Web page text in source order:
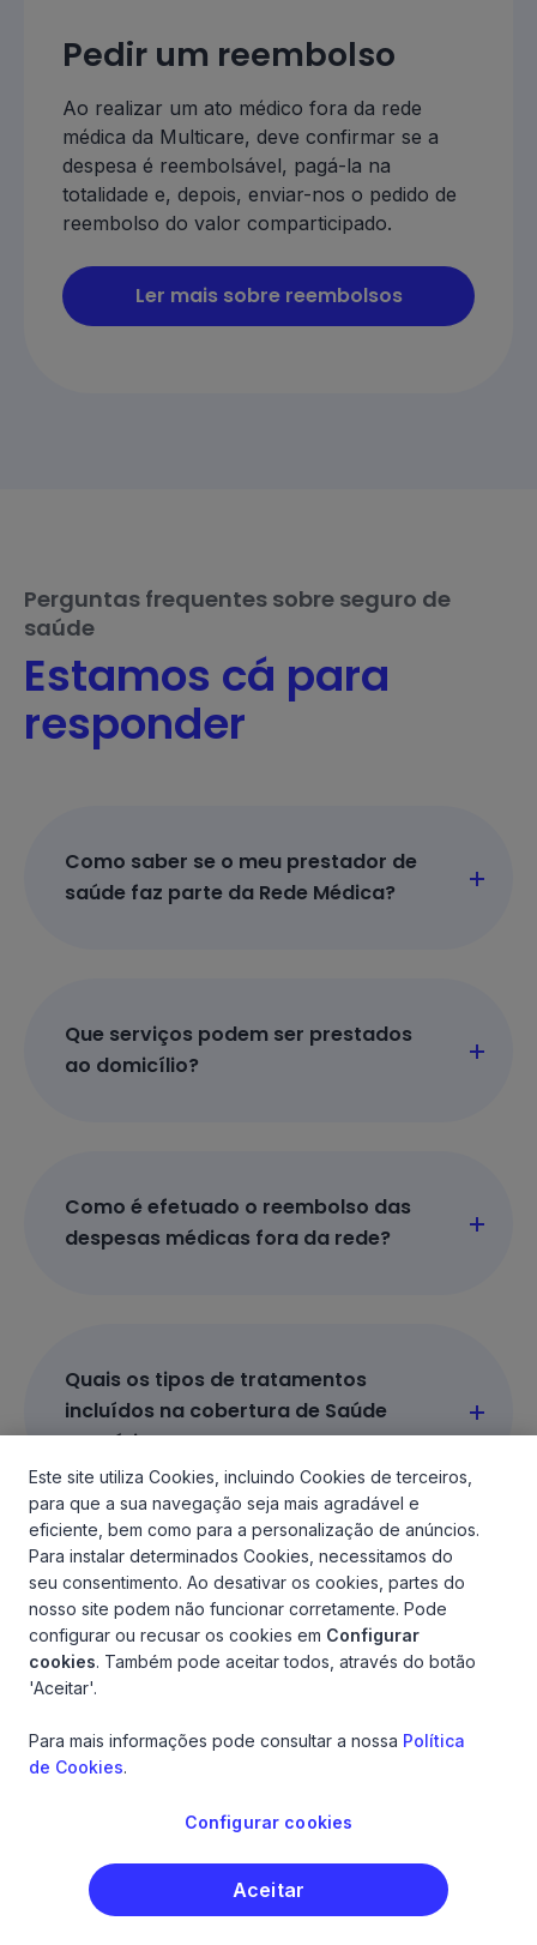
Pedir um reembolso
Ao realizar um ato médico fora da rede
médica da Multicare, deve confirmar se a
despesa é reembolsável, pagá-la na
totalidade e, depois, enviar-nos o pedido de
reembolso do valor comparticipado.
Ler mais sobre reembolsos
Perguntas frequentes sobre seguro de
saúde
Estamos cá para
responder
Como saber se o meu prestador de
saúde faz parte da Rede Médica?
Que serviços podem ser prestados
ao domicílio?
Como é efetuado o reembolso das
despesas médicas fora da rede?
Quais os tipos de tratamentos
incluídos na cobertura de Saúde
Dentária?
Explorar todas as perguntas
Documentos
contratuais
Consulte os vários documentos de apoio ao ok!
saúde. A informação pré-contratual e contratual
Este site utiliza Cookies, incluindo Cookies de terceiros,
para que a sua navegação seja mais agradável e
eficiente, bem como para a personalização de anúncios.
Para instalar determinados Cookies, necessitamos do
seu consentimento. Ao desativar os cookies, partes do
nosso site podem não funcionar corretamente. Pode
configurar ou recusar os cookies em Configurar
cookies. Também pode aceitar todos, através do botão
'Aceitar'.
Para mais informações pode consultar a nossa Política
de Cookies.
Configurar cookies
Aceitar